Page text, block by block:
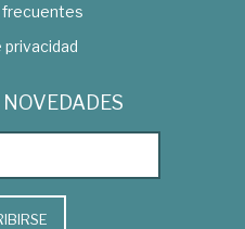
privacidad